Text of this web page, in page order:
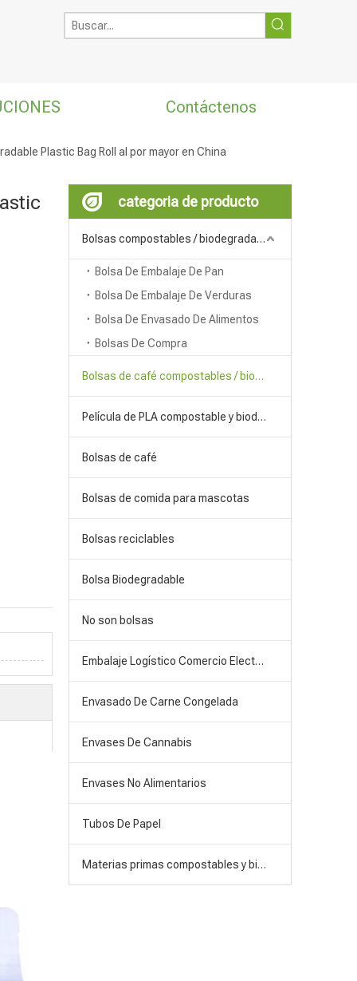
Contáctenos
Plastic Bag Roll al por mayor en China
categoria de producto
Bolsas compostables / biodegradables
Bolsa De Embalaje De Pan
Bolsa De Embalaje De Verduras
Bolsa De Envasado De Alimentos
Bolsas De Compra
Bolsas de café compostables / biodegradables
Película de PLA compostable y biodegradable
Bolsas de café
Bolsas de comida para mascotas
Bolsas reciclables
Bolsa Biodegradable
No son bolsas
Embalaje Logístico Comercio Electrónico
Envasado De Carne Congelada
Envases De Cannabis
Envases No Alimentarios
Tubos De Papel
Materias primas compostables y biodegradables